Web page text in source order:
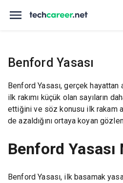
Benford Yasası
Benford Yasası, gerçek hayattan
ilk rakımı küçük olan sayıların
ettiğini ve söz konusu ilk rakam
de azaldığını ortaya koyan
Benford Yasası
Benford Yasası, ilk basamak